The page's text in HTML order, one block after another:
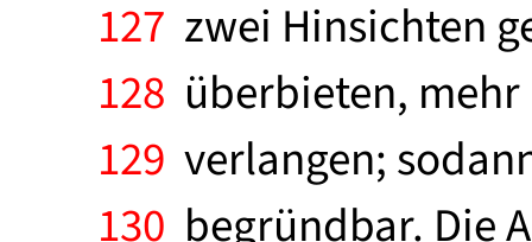
127 zwei Hinsichten
128 überbieten,
129 verlangen;
130 begründbar. Die